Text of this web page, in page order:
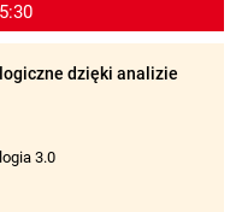
dzięki analizie
3.0